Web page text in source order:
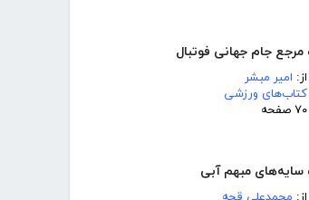
مرجع جام جهانی فوتبال
از: امیر مبشر
کتاب‌های ورزشی
۷۰ صفحه
سایه‌های مبهم آبی